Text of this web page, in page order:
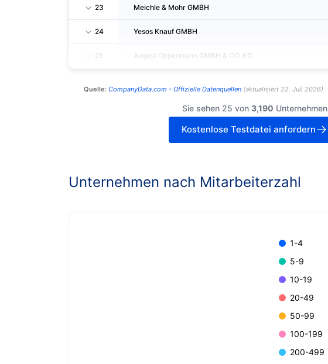
23 Meichle & Mohr GMBH
24 Yesos Knauf GMBH
25 August Oppermann GMBH & CO. KG
Quelle: CompanyData.com - Offizielle Datenquellen(aktualisiert 22. Juli 2026)
Sie sehen 25 von 3,190 Unternehmen
Kostenlose Testdatei anfordern
Unternehmen nach Mitarbeiterzahl
1-4
5-9
10-19
20-49
50-99
100-199
200-499